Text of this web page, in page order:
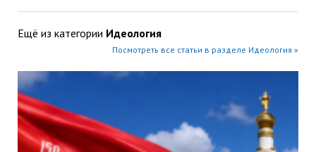
Ещё из категории Идеология
Посмотреть все статьи в разделе Идеология »